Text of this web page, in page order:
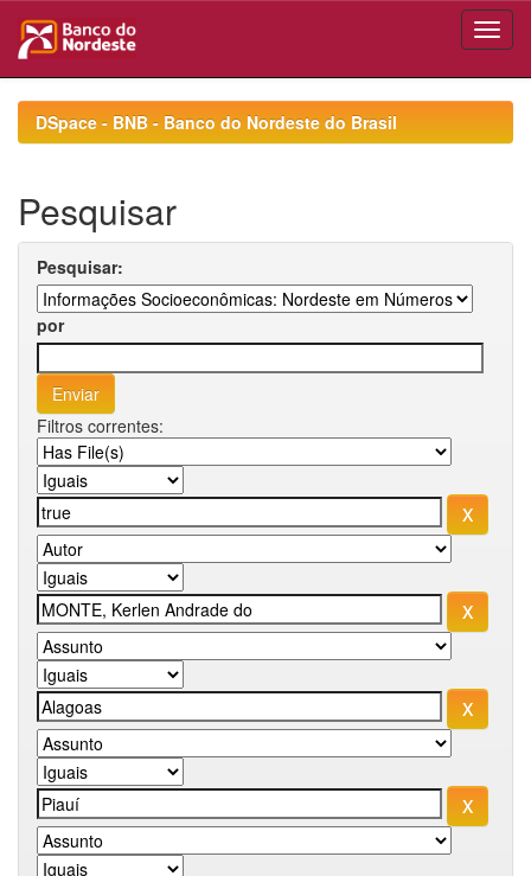
navigationDSpace - BNB - Banco do Nordeste do Brasil
Pesquisar
Pesquisar:
por
Filtros correntes: